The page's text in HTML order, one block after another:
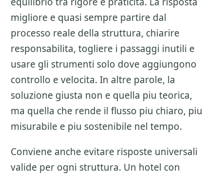
migliore e quasi sempre partire dal
processo reale della struttura, chiarire
responsabilita, togliere i passaggi inutili e
usare gli strumenti solo dove aggiungono
controllo e velocita. In altre parole, la
soluzione giusta non e quella piu teorica,
ma quella che rende il flusso piu chiaro, piu
misurabile e piu sostenibile nel tempo.
Conviene anche evitare risposte universali
valide per ogni struttura. Un hotel con